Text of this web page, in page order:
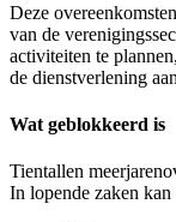
Deze
van de
activiteiten te
de dienstverlening
Wat geblokkeerd is
Tientallen
In lopende zaken